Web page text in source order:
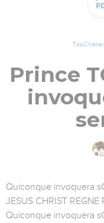
Prince
Quiconque invoquera
JESUS CHRIST REGNE
Quiconque invoquera